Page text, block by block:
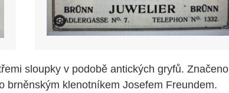
sloupky v podobě antických gryfů. Značeno
brněnským klenotníkem Josefem Freundem.